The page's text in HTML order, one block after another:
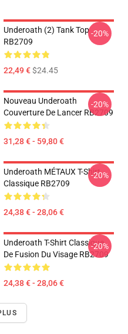
Underoath (2) Tank Top
RB2709
22,49 €$24.45
-20%
Nouveau Underoath
Couverture De Lancer RB2709
31,28 € - 59,80 €
-20%
Underoath MÉTAUX T-Shirt
Classique RB2709
24,38 € - 28,06 €
-20%
Underoath T-Shirt Classique
De Fusion Du Visage RB2709
24,38 € - 28,06 €
-20%